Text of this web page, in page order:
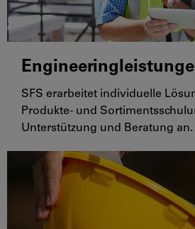
SFS erarbeitet individuelle
Produkte- und
Unterstützung und Beratung an.